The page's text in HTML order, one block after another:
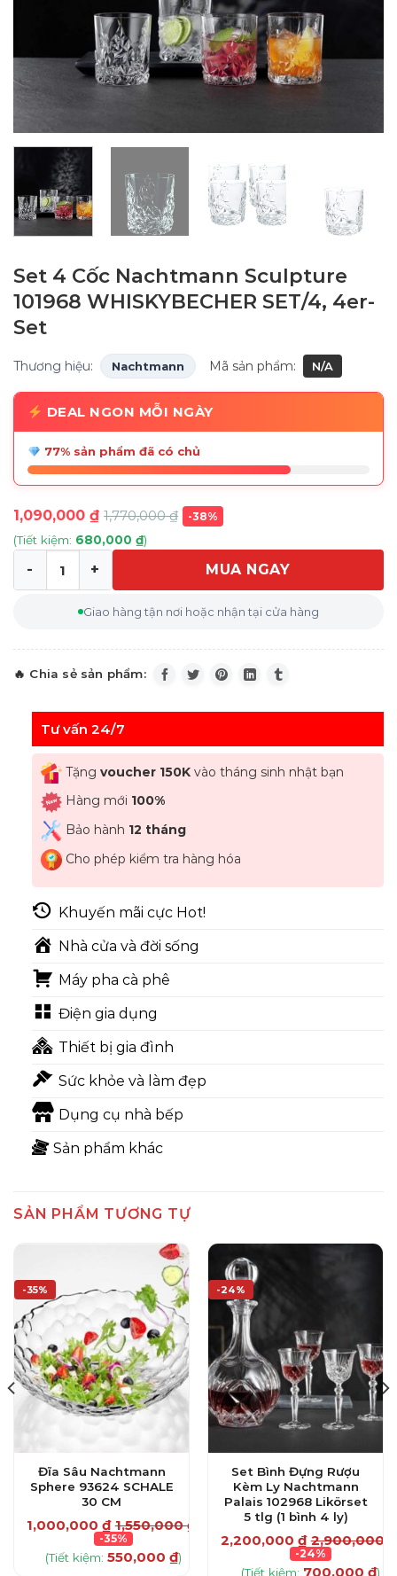
Set 4 Cốc Nachtmann Sculpture
101968 WHISKYBECHER SET/4, 4er-
Set
Thương hiệu: Nachtmann Mã sản phẩm: N/A
DEAL NGON MỖI NGÀY
77% sản phẩm đã có chủ
1,090,000 ₫ 1,770,000₫ -38%
(Tiết kiệm: 680,000 ₫)
Set 4 Cốc Nachtmann Sculpture 101968
MUA NGAY
Giao hàng tận nơi hoặc nhận tại cửa hàng
Tư vấn 24/7
Tặng voucher 150Kvào tháng sinh nhật bạn
Hàng mới 100%
Bảo hành 12 tháng
Cho phép kiểm tra hàng hóa
Khuyến mãi cực Hot!
Nhà cửa và đời sống
Máy pha cà phê
Điện gia dụng
Thiết bị gia đình
Sức khỏe và làm đẹp
Dụng cụ nhà bếp
Sản phẩm khác
SẢN PHẨM TƯƠNG TỰ
-35%
Đĩa Sâu Nachtmann
Sphere 93624 SCHALE
30 CM
1,000,000 ₫ 1,550,000₫
-35%
(Tiết kiệm: 550,000 ₫)
-24%
Set Bình Đựng Rượu
Kèm Ly Nachtmann
Palais 102968 Likörset
5 tlg (1 bình 4 ly)
2,200,000 ₫ 2,900,000
-24%
(Tiết kiệm: 700,000₫)